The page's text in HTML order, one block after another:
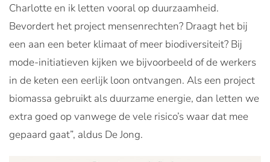
Charlotte en ik letten vooral op duurzaamheid.
Bevordert het project mensenrechten? Draagt het bij
een aan een beter klimaat of meer biodiversiteit? Bij
mode-initiatieven kijken we bijvoorbeeld of de werkers
in de keten een eerlijk loon ontvangen. Als een project
biomassa gebruikt als duurzame energie, dan letten we
extra goed op vanwege de vele risico’s waar dat mee
gepaard gaat”, aldus De Jong.